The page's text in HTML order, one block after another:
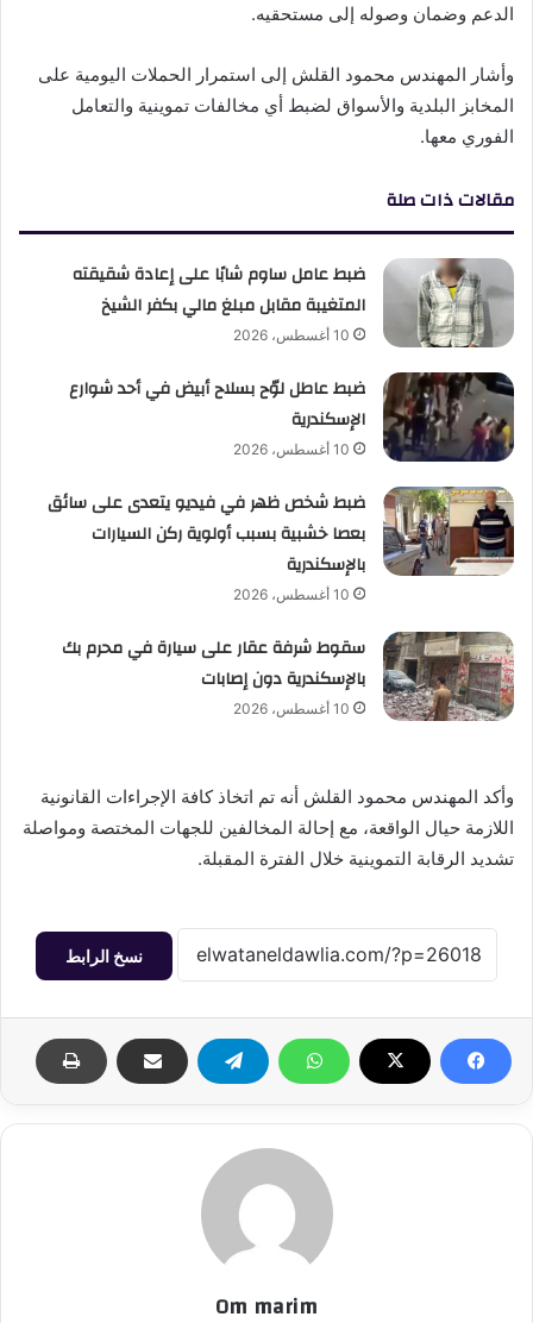
الدعم وضمان وصوله إلى مستحقيه.
وأشار المهندس محمود القلش إلى استمرار الحملات اليومية على
المخابز البلدية والأسواق لضبط أي مخالفات تموينية والتعامل
الفوري معها.
مقالات ذات صلة
ضبط عامل ساوم شابًا على إعادة شقيقته
المتغيبة مقابل مبلغ مالي بكفر الشيخ
10 أغسطس، 2026
ضبط عاطل لوّح بسلاح أبيض في أحد شوارع
الإسكندرية
10 أغسطس، 2026
ضبط شخص ظهر في فيديو يتعدى على سائق
بعصا خشبية بسبب أولوية ركن السيارات
بالإسكندرية
10 أغسطس، 2026
سقوط شرفة عقار على سيارة في محرم بك
بالإسكندرية دون إصابات
10 أغسطس، 2026
وأكد المهندس محمود القلش أنه تم اتخاذ كافة الإجراءات القانونية
اللازمة حيال الواقعة، مع إحالة المخالفين للجهات المختصة ومواصلة
تشديد الرقابة التموينية خلال الفترة المقبلة.
نسخ الرابط
Om marim